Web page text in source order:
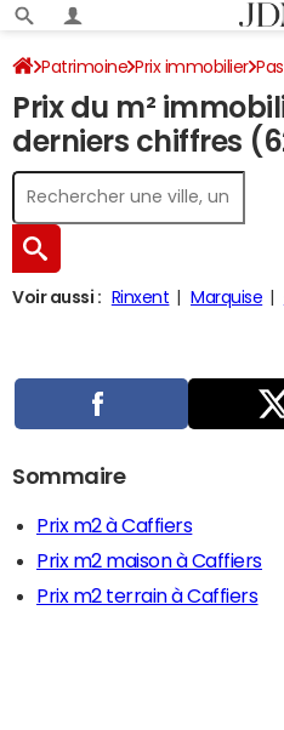
Patrimoine Prix immobilier
Prix du m²
derniers chiffres
Voir aussi : Rinxent Marquise
Sommaire
Prix m2 à Caffiers
Prix m2 maison à Caffiers
Prix m2 terrain à Caffiers